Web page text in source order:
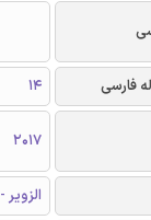
فارسی
14
2017
الزویر - Elsevier